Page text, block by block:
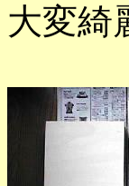
大変綺